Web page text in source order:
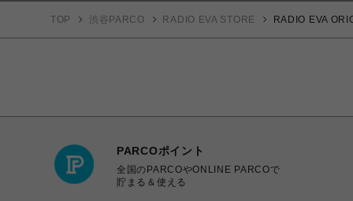
TOP 渋谷PARCO RADIO EVA STORE RADIO EVA
PARCOポイント
全国のPARCOやONLINE PARCOで
貯まる＆使える